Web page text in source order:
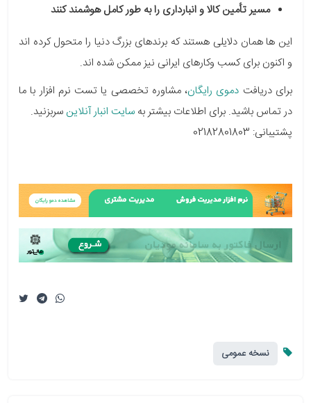
مسیر تأمین کالا و انبارداری را به طور کامل هوشمند کنند
این ها همان دلایلی هستند که برندهای بزرگ دنیا را متحول کرده اند
و اکنون برای کسب وکارهای ایرانی نیز ممکن شده اند.
برای دریافت دموی رایگان، مشاوره تخصصی یا تست نرم افزار با ما
در تماس باشید. برای اطلاعات بیشتر به سایت انبار آنلاین سربزنید.
پشتیبانی: 02182801803
نسخه عمومی